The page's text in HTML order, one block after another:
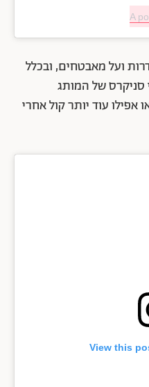
A
ועל מאבטחים, ובכלל
סניקרס של המותג
אפילו עוד יותר קול אחרי
View this